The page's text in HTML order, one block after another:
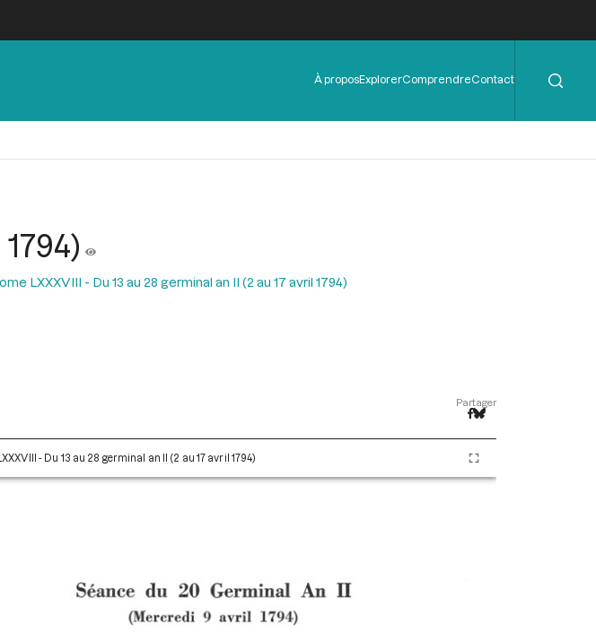
Menu
de
À proposExplorerComprendreContact
LXXXVIII - Du 13 au 28 germinal an II (2 au 17 avril 1794)
Partager
- Du 13 au 28 germinal an II (2 au 17 avril 1794)